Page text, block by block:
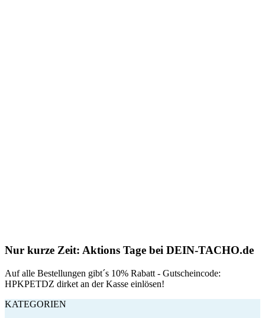
Nur kurze Zeit: Aktions Tage bei DEIN-TACHO.de
Auf alle Bestellungen gibt´s 10% Rabatt - Gutscheincode:
HPKPETDZ dirket an der Kasse einlösen!
KATEGORIEN